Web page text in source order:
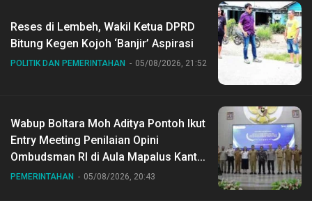
Reses di Lembeh, Wakil Ketua DPRD
Bitung Kegen Kojoh ‘Banjir’ Aspirasi
POLITIK DAN PEMERINTAHAN 05/08/2026, 21:52
Wabup Boltara Moh Aditya Pontoh Ikut
Entry Meeting Penilaian Opini
Ombudsman RI di Aula Mapalus Kantur
Gubernur Sulut
PEMERINTAHAN 05/08/2026, 20:43